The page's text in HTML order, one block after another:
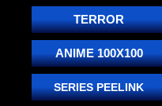
TERROR
ANIME 100X100
SERIES PEELINK